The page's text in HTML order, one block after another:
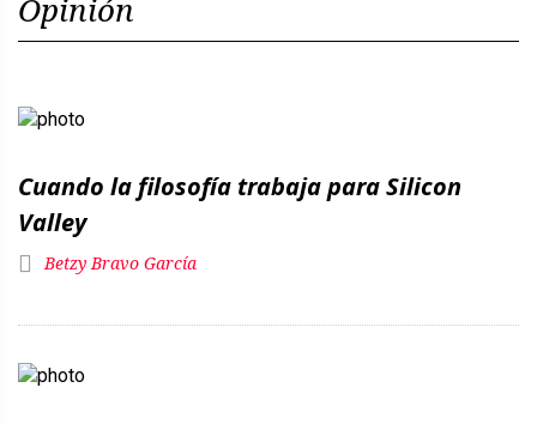
Opinión
Cuando la filosofía trabaja para Silicon
Valley
Betzy Bravo García